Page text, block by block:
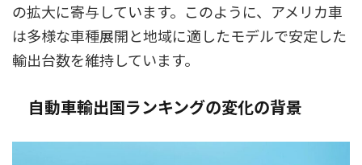
の拡大に寄与しています。このように、アメリカ車
は多様な車種展開と地域に適したモデルで安定した
輸出台数を維持しています。
自動車輸出国ランキングの変化の背景